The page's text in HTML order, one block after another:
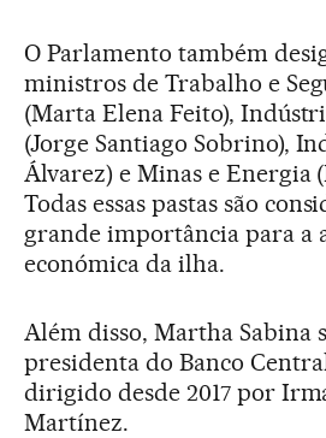
O Parlamento também
ministros de Trabalho e
(Marta Elena Feito),
(Jorge Santiago Sobrino),
Álvarez) e Minas e Energia
Todas essas pastas são
grande importância para a
económica da ilha.
Além disso, Martha Sabina
presidenta do Banco
dirigido desde 2017 por
Martínez.